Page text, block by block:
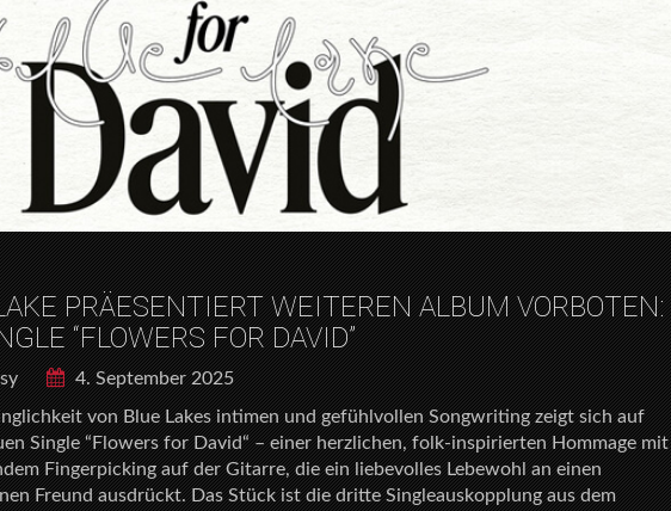
PRÄESENTIERT WEITEREN ALBUM VORBOTEN:
“FLOWERS FOR DAVID”
4. September 2025
von Blue Lakes intimen und gefühlvollen Songwriting zeigt sich auf
Single “Flowers for David“ – einer herzlichen, folk-inspirierten Hommage mit
Fingerpicking auf der Gitarre, die ein liebevolles Lebewohl an einen
Freund ausdrückt. Das Stück ist die dritte Singleauskopplung aus dem